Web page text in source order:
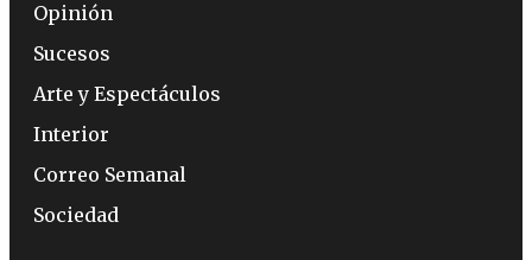
Opinión
Sucesos
Arte y Espectáculos
Interior
Correo Semanal
Sociedad